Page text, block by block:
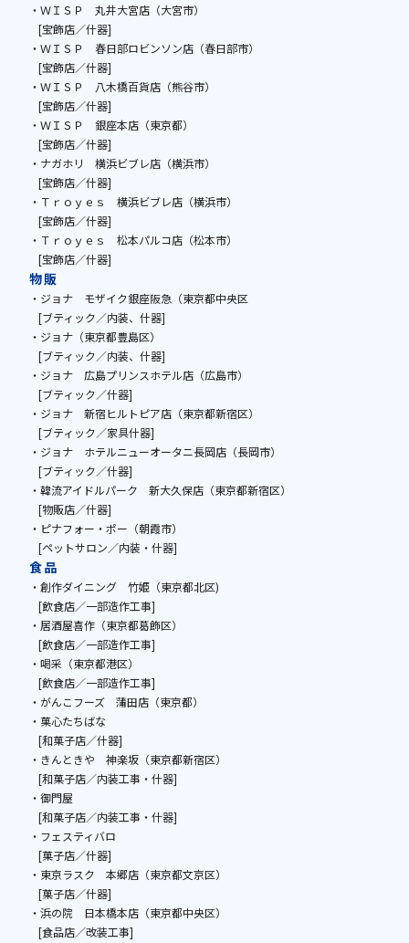
・ＷＩＳＰ 丸井大宮店（大宮市）
[宝飾店／什器]
・ＷＩＳＰ 春日部ロビンソン店（春日部市）
[宝飾店／什器]
・ＷＩＳＰ 八木橋百貨店（熊谷市）
[宝飾店／什器]
・ＷＩＳＰ 銀座本店（東京都）
[宝飾店／什器]
・ナガホリ 横浜ビブレ店（横浜市）
[宝飾店／什器]
・Ｔｒｏｙｅｓ 横浜ビブレ店（横浜市）
[宝飾店／什器]
・Ｔｒｏｙｅｓ 松本パルコ店（松本市）
[宝飾店／什器]
物販
・ジョナ モザイク銀座阪急（東京都中央区
[ブティック／内装、什器]
・ジョナ（東京都豊島区）
[ブティック／内装、什器]
・ジョナ 広島プリンスホテル店（広島市）
[ブティック／什器]
・ジョナ 新宿ヒルトピア店（東京都新宿区）
[ブティック／家具什器]
・ジョナ ホテルニューオータニ長岡店（長岡市）
[ブティック／什器]
・韓流アイドルパーク 新大久保店（東京都新宿区）
[物販店／什器]
・ピナフォー・ポー（朝霞市）
[ペットサロン／内装・什器]
食品
・創作ダイニング 竹姫（東京都北区)
[飲食店／一部造作工事]
・居酒屋喜作（東京都葛飾区）
[飲食店／一部造作工事]
・喝采（東京都港区）
[飲食店／一部造作工事]
・がんこフーズ 蒲田店（東京都）
・菓心たちばな
[和菓子店／什器]
・きんときや 神楽坂（東京都新宿区）
[和菓子店／内装工事・什器]
・御門屋
[和菓子店／内装工事・什器]
・フェスティバロ
[菓子店／什器]
・東京ラスク 本郷店（東京都文京区）
[菓子店／什器]
・浜の院 日本橋本店（東京都中央区）
[食品店／改装工事]